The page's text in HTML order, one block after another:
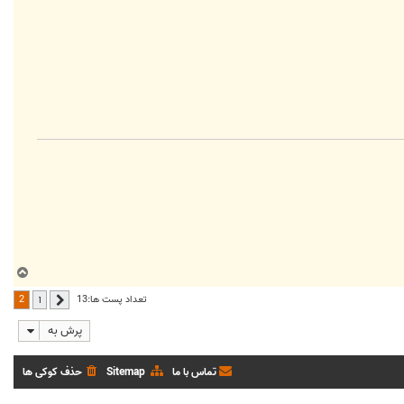
ا
ل
تعداد پست ها:13 قبلی 1
2
پرش به
حذف کوکی ها Sitemap تماس با ما